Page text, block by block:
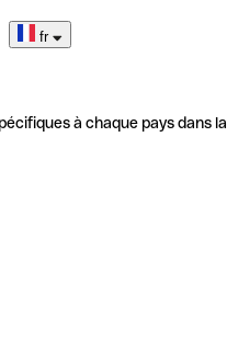
fr
à chaque pays dans la